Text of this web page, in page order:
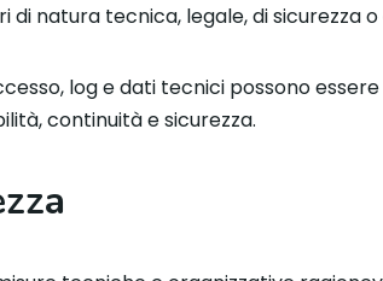
di natura tecnica, legale, di sicurezza
log e dati tecnici possono
continuità e sicurezza.